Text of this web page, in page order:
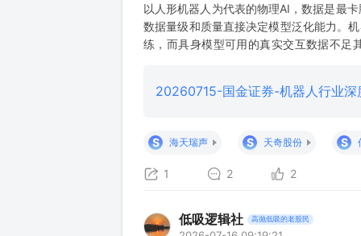
以人形机器人为代表的物理AI，数据是最
数据量级和质量直接决定模型泛化能力。
练，而具身模型可用的真实交互数据不
20260715-国金证券-机器人行业
S 海天瑞声 S 天奇股份 S
1 2 2
低吸逻辑社 高抛低吸的老股民